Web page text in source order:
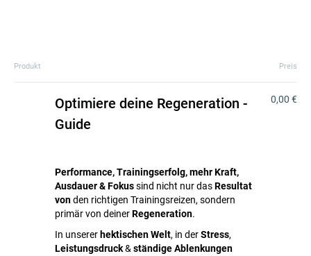
Produkt Preis
Optimiere deine Regeneration -
Guide
Performance, Trainingserfolg, mehr Kraft,
Ausdauer & Fokussind nicht nur dasResultat
vonden richtigen Trainingsreizen, sondern
primär von deinerRegeneration.
In unserer hektischen Welt, in derStress,
Leistungsdruck&ständige Ablenkungen
0,00 €